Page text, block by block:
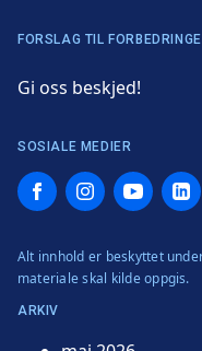
FORSLAG TIL
Gi oss beskjed!
SOSIALE MEDIER
FacebookInstagramYouTube
Alt innhold er beskyttet
materiale skal kilde oppgis.
ARKIV